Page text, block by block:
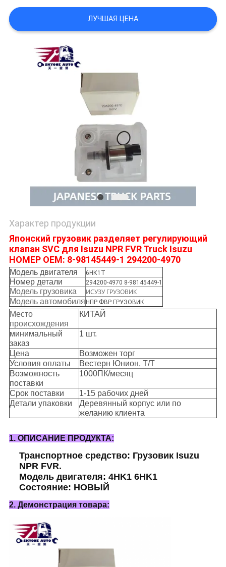
POLICY
ЛУЧШАЯ ЦЕНА
Характер продукции
Японский грузовик разделяет регулирующий
клапан SVC для Isuzu NPR FVR Truck Isuzu
НОМЕР OEM: 8-98145449-1 294200-4970
Модель двигателя 6НК1Т
Номер детали 294200-4970 8-98145449-1
Модель грузовика
ИСУЗУ ГРУЗОВИК
Модель автомобиля НПР ФВР ГРУЗОВИК
Место
происхождения
КИТАЙ
минимальный
заказ
1 шт.
Цена
Возможен торг
Условия оплаты
Вестерн Юнион, Т/Т
Возможность
поставки
1000ПК/месяц
Срок поставки
1-15 рабочих дней
Детали упаковки
Деревянный корпус или по
желанию клиента
1. ОПИСАНИЕ ПРОДУКТА:
Транспортное средство: Грузовик Isuzu
NPR FVR.
Модель двигателя: 4HK1 6HK1
Состояние: НОВЫЙ
2. Демонстрация товара: